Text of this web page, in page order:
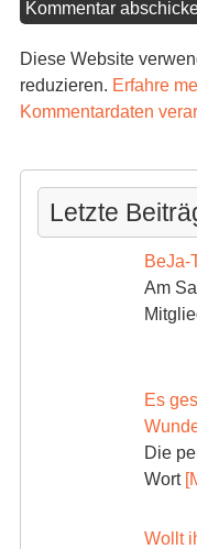
Diese Website
reduzieren. Erfahre
Kommentardaten
Letzte
BeJa-
Am
Es
Die
Wort
Wollt